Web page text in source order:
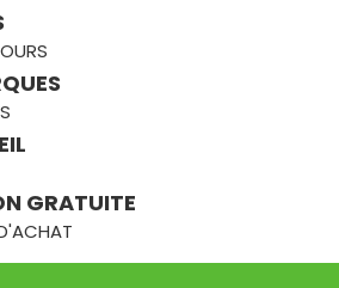
GRATUITE